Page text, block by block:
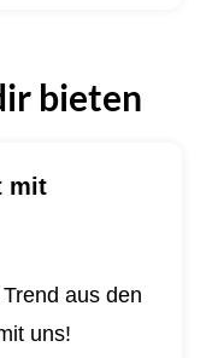
bieten
mit
aus den
uns!